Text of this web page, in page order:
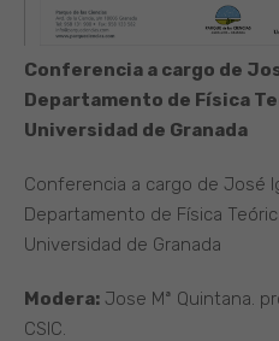
Conferencia a cargo de
Departamento de Física
Universidad de Granada
Conferencia a cargo de José
Departamento de Física
Universidad de Granada
Modera: Jose Mª Quintana.
CSIC.